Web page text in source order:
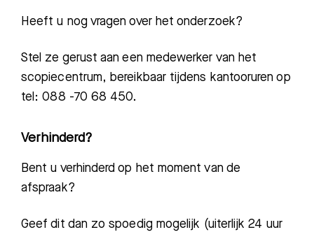
Heeft u nog vragen over het onderzoek?
Stel ze gerust aan een medewerker van het
scopiecentrum, bereikbaar tijdens kantooruren op
tel: 088 -70 68 450.
Verhinderd?
Bent u verhinderd op het moment van de
afspraak?
Geef dit dan zo spoedig mogelijk (uiterlijk 24 uur